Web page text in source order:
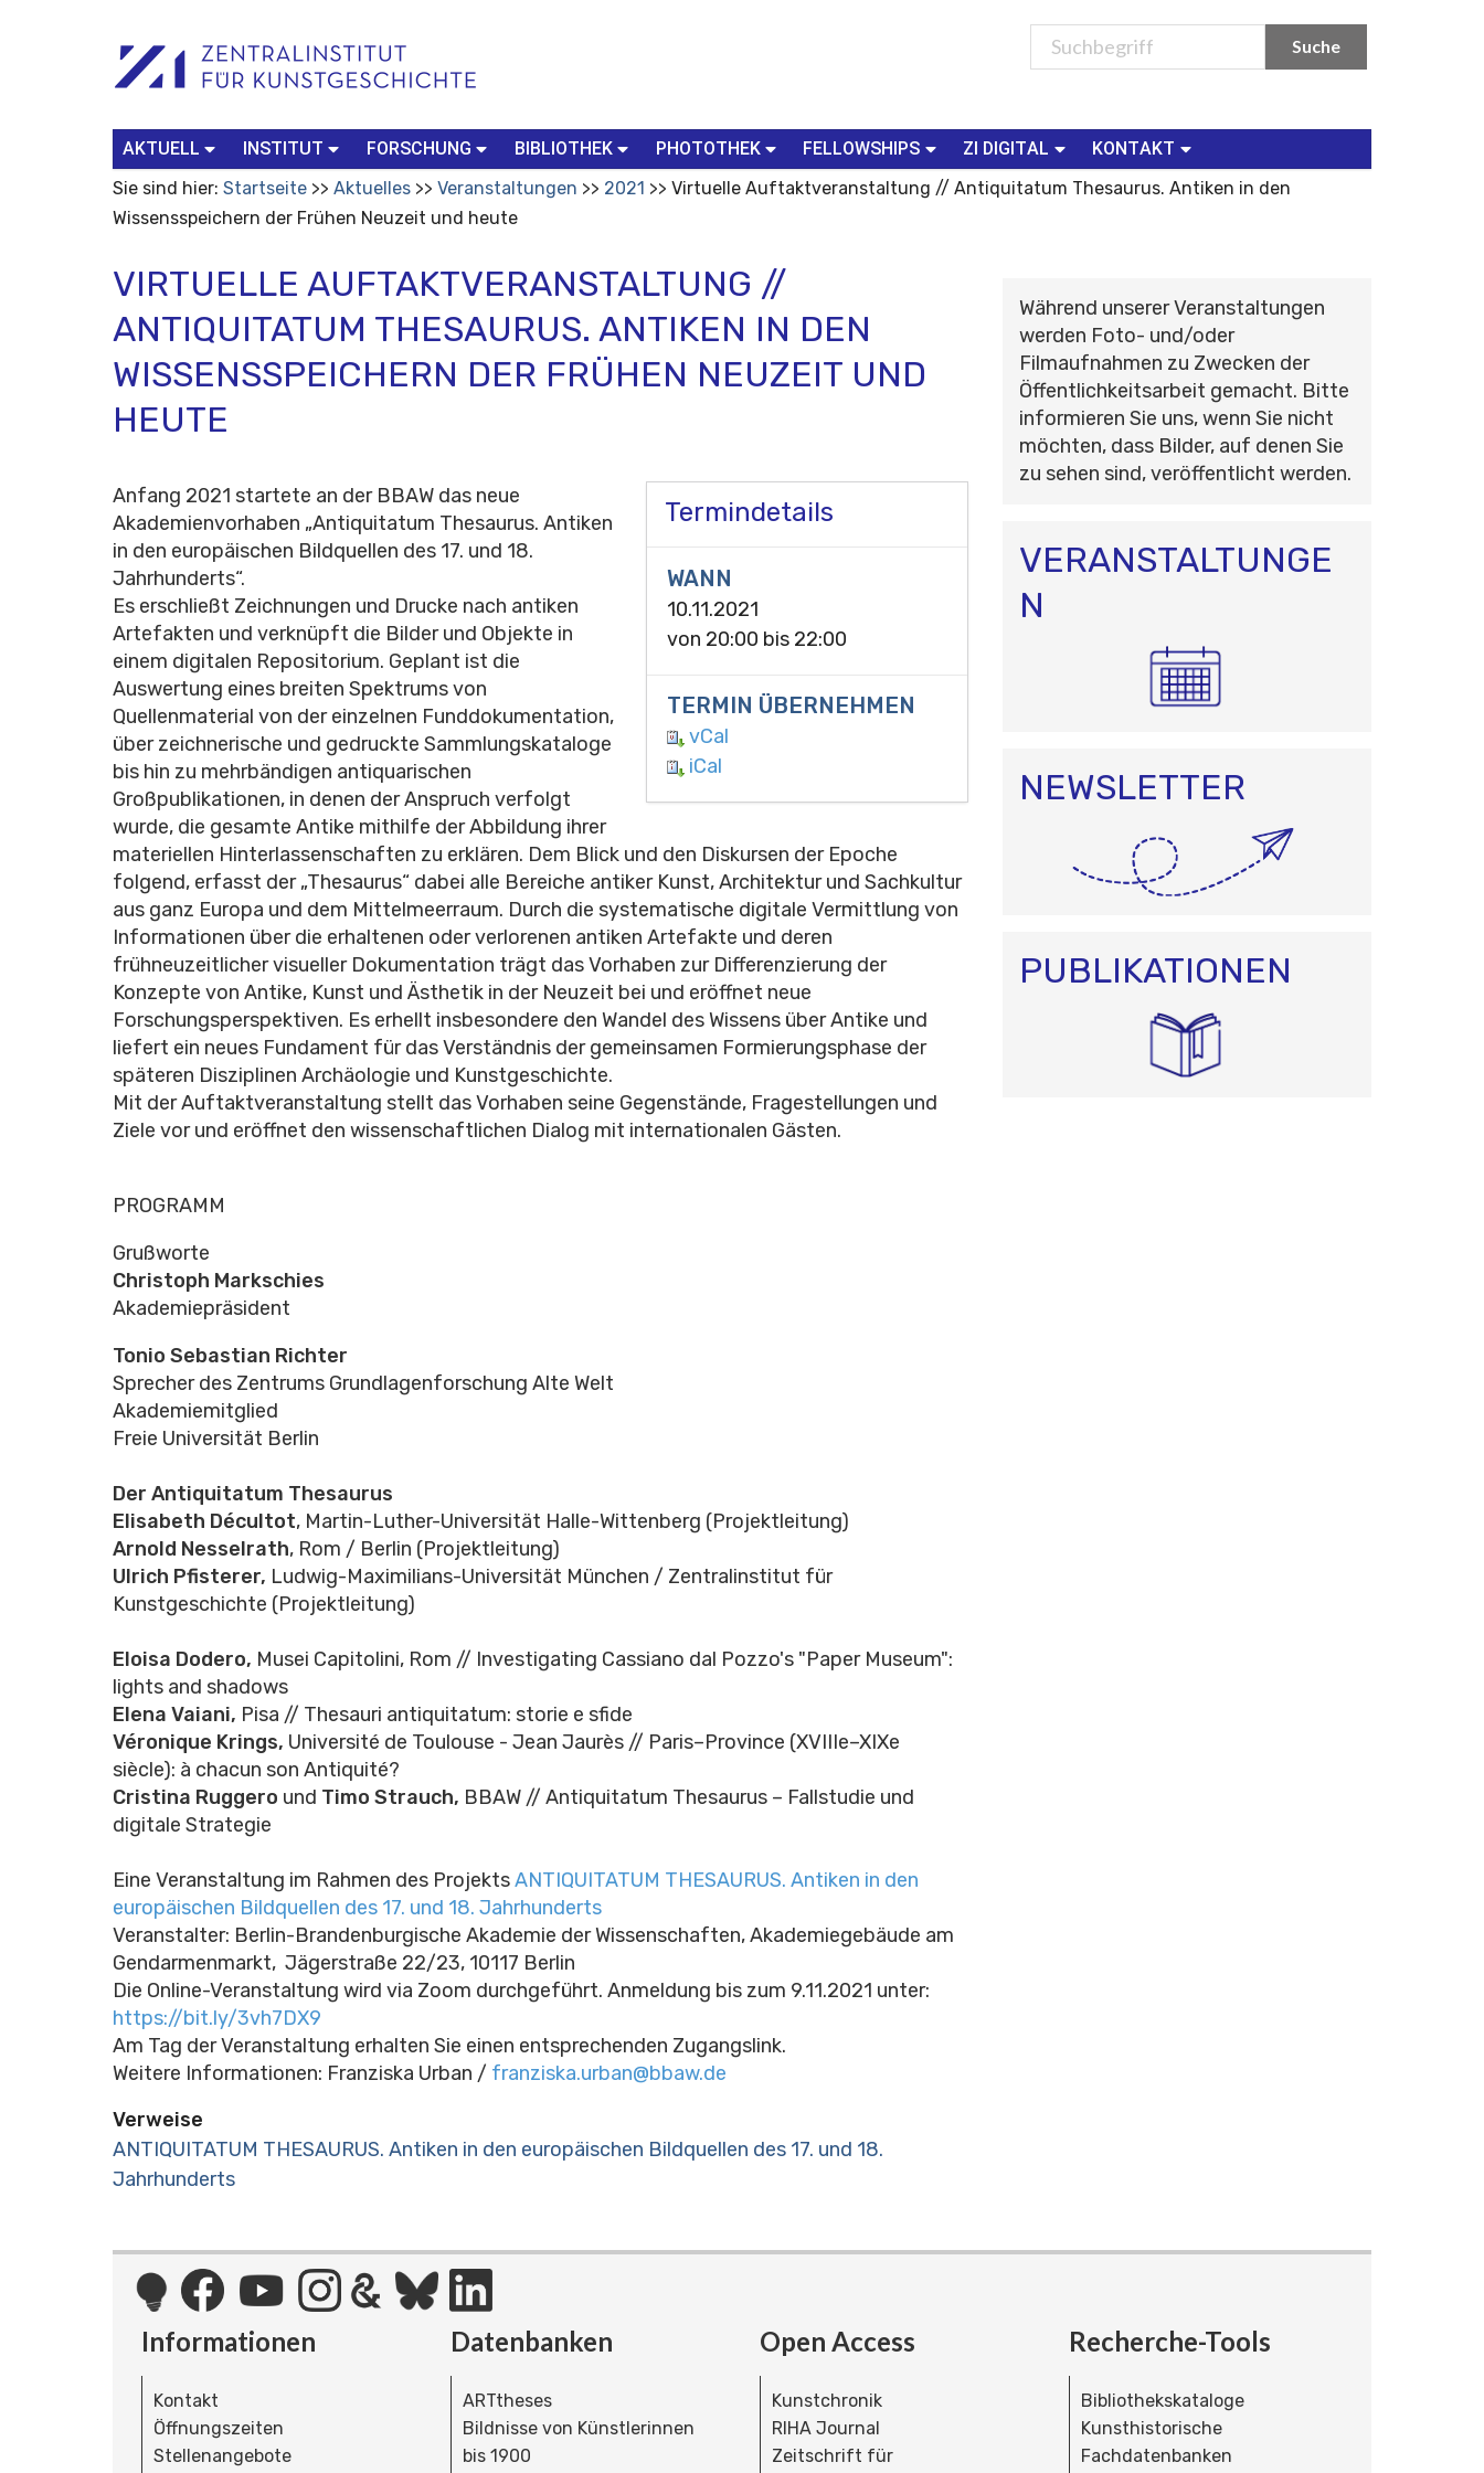
Werkzeuge
Search…
AKTUELL INSTITUT FORSCHUNG BIBLIOTHEK PHOTOTHEK FELLOWSHIPS ZI DIGITAL
KONTAKT
Sie sind hier: Startseite Aktuelles Veranstaltungen 2021
Virtuelle Auftaktveranstaltung // Antiquitatum Thesaurus. Antiken in den
Wissensspeichern der Frühen Neuzeit und heute
VIRTUELLE AUFTAKTVERANSTALTUNG //
ANTIQUITATUM THESAURUS. ANTIKEN IN DEN
WISSENSSPEICHERN DER FRÜHEN NEUZEIT UND
HEUTE
Termindetails
WANN
10.11.2021
von 20:00 bis 22:00
TERMIN ÜBERNEHMEN
vCal
iCal
Anfang 2021 startete an der BBAW das neue
Akademienvorhaben „Antiquitatum Thesaurus. Antiken
in den europäischen Bildquellen des 17. und 18.
Jahrhunderts“.
Es erschließt Zeichnungen und Drucke nach antiken
Artefakten und verknüpft die Bilder und Objekte in
einem digitalen Repositorium. Geplant ist die
Auswertung eines breiten Spektrums von
Quellenmaterial von der einzelnen Funddokumentation,
über zeichnerische und gedruckte Sammlungskataloge
bis hin zu mehrbändigen antiquarischen
Großpublikationen, in denen der Anspruch verfolgt
wurde, die gesamte Antike mithilfe der Abbildung ihrer
materiellen Hinterlassenschaften zu erklären. Dem Blick und den Diskursen der Epoche
folgend, erfasst der „Thesaurus“ dabei alle Bereiche antiker Kunst, Architektur und Sachkultur
aus ganz Europa und dem Mittelmeerraum. Durch die systematische digitale Vermittlung von
Informationen über die erhaltenen oder verlorenen antiken Artefakte und deren
frühneuzeitlicher visueller Dokumentation trägt das Vorhaben zur Differenzierung der
Konzepte von Antike, Kunst und Ästhetik in der Neuzeit bei und eröffnet neue
Forschungsperspektiven. Es erhellt insbesondere den Wandel des Wissens über Antike und
liefert ein neues Fundament für das Verständnis der gemeinsamen Formierungsphase der
späteren Disziplinen Archäologie und Kunstgeschichte.
Mit der Auftaktveranstaltung stellt das Vorhaben seine Gegenstände, Fragestellungen und
Ziele vor und eröffnet den wissenschaftlichen Dialog mit internationalen Gästen.
PROGRAMM
Grußworte
Christoph Markschies
Akademiepräsident
Tonio Sebastian Richter
Sprecher des Zentrums Grundlagenforschung Alte Welt
Akademiemitglied
Freie Universität Berlin
Der Antiquitatum Thesaurus
Elisabeth Décultot, Martin-Luther-Universität Halle-Wittenberg (Projektleitung)
Arnold Nesselrath, Rom / Berlin (Projektleitung)
Ulrich Pfisterer, Ludwig-Maximilians-Universität München / Zentralinstitut für
Kunstgeschichte (Projektleitung)
Eloisa Dodero, Musei Capitolini, Rom // Investigating Cassiano dal Pozzo's "Paper Museum":
lights and shadows
Elena Vaiani, Pisa // Thesauri antiquitatum: storie e sfide
Véronique Krings, Université de Toulouse - Jean Jaurès // Paris–Province (XVIIIe–XIXe
siècle): à chacun son Antiquité?
Cristina Ruggero und Timo Strauch, BBAW // Antiquitatum Thesaurus – Fallstudie und
digitale Strategie
Eine Veranstaltung im Rahmen des ProjektsANTIQUITATUM THESAURUS. Antiken in den
europäischen Bildquellen des 17. und 18. Jahrhunderts
Veranstalter: Berlin-Brandenburgische Akademie der Wissenschaften, Akademiegebäude am
Gendarmenmarkt, Jägerstraße 22/23, 10117 Berlin
Die Online-Veranstaltung wird via Zoom durchgeführt. Anmeldung bis zum 9.11.2021 unter:
https://bit.ly/3vh7DX9
Am Tag der Veranstaltung erhalten Sie einen entsprechenden Zugangslink.
Weitere Informationen: Franziska Urban / franziska.urban@bbaw.de
Verweise
ANTIQUITATUM THESAURUS. Antiken in den europäischen Bildquellen des 17. und 18.
Jahrhunderts
Während unserer Veranstaltungen
werden Foto- und/oder
Filmaufnahmen zu Zwecken der
Öffentlichkeitsarbeit gemacht. Bitte
informieren Sie uns, wenn Sie nicht
möchten, dass Bilder, auf denen Sie
zu sehen sind, veröffentlicht werden.
VERANSTALTUNGE
N
NEWSLETTER
PUBLIKATIONEN
Informationen
Kontakt
Öffnungszeiten
Stellenangebote
Datenbanken
ARTtheses
Bildnisse von Künstlerinnen
bis 1900
Open Access
Kunstchronik
RIHA Journal
Zeitschrift für
Recherche-Tools
Bibliothekskataloge
Kunsthistorische
Fachdatenbanken